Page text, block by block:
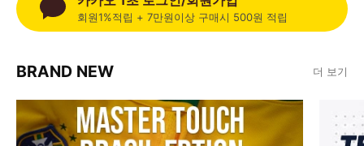
회원1%적립 + 7만원이상 구매시 500원 적립
BRAND NEW 더 보기